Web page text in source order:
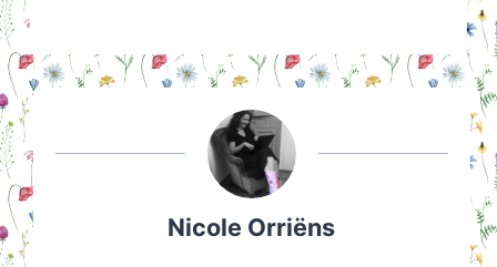
Nicole Orriëns